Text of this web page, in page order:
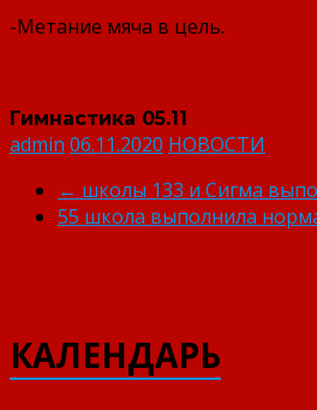
-Метание мяча в цель.
Гимнастика 05.11
admin 06.11.2020 НОВОСТИ
← школы 133 и Сигма
55 школа выполнила
КАЛЕНДАРЬ